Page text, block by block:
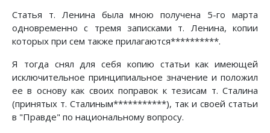
Статья т. Ленина была мною получена 5-го марта
одновременно с тремя записками т. Ленина, копии
которых при сем также прилагаются**********.
Я тогда снял для себя копию статьи как имеющей
исключительное принципиальное значение и положил
ее в основу как своих поправок к тезисам т. Сталина
(принятых т. Сталиным***********), так и своей статьи
в "Правде" по национальному вопросу.